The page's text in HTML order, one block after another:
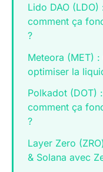
Lido DAO (LDO)
comment ça
?
Meteora (MET)
optimiser la
Polkadot (DOT)
comment ça
?
Layer Zero
& Solana avec